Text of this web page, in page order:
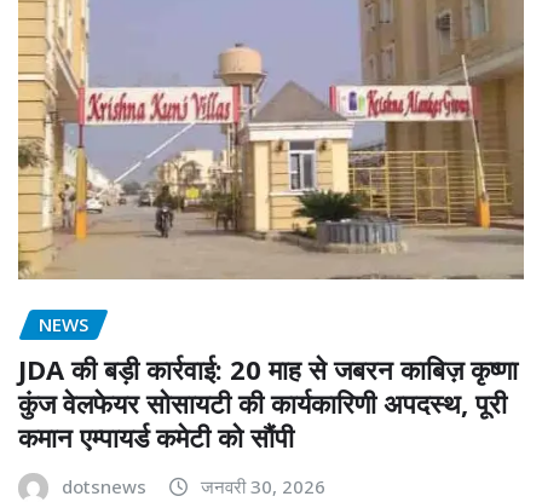
NEWS
JDA की बड़ी कार्रवाई: 20 माह से जबरन काबिज़ कृष्णा
कुंज वेलफेयर सोसायटी की कार्यकारिणी अपदस्थ, पूरी
कमान एम्पायर्ड कमेटी को सौंपी
dotsnews जनवरी 30, 2026